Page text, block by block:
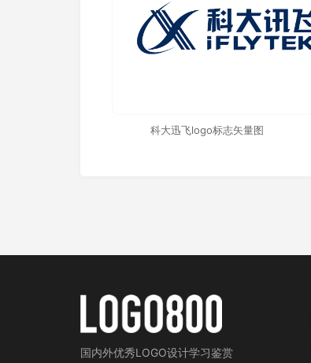
科大迅飞logo标志矢量图
国内外优秀LOGO设计学习鉴赏